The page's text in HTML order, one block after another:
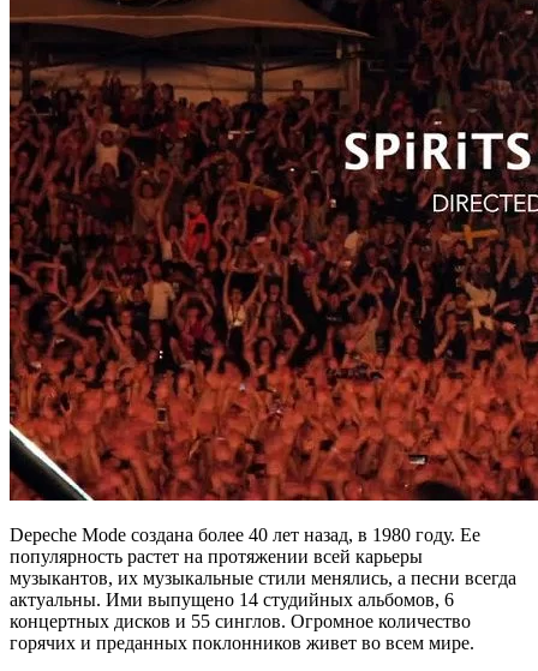
Depeche Mode создана более 40 лет назад, в 1980 году. Ее
популярность растет на протяжении всей карьеры
музыкантов, их музыкальные стили менялись, а песни всегда
актуальны. Ими выпущено 14 студийных альбомов, 6
концертных дисков и 55 синглов. Огромное количество
горячих и преданных поклонников живет во всем мире.